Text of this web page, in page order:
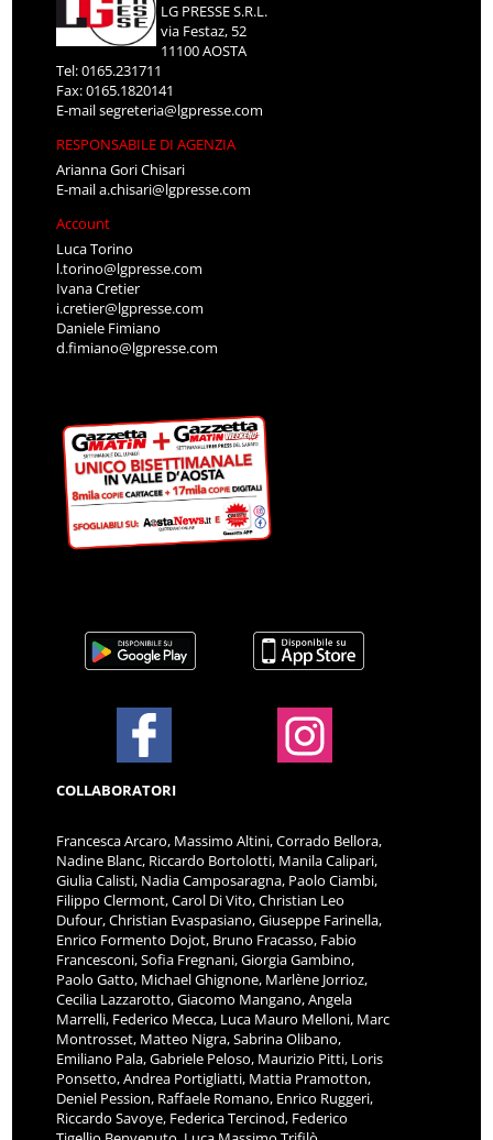
LG PRESSE S.R.L.
via Festaz, 52
11100 AOSTA
Tel: 0165.231711
Fax: 0165.1820141
E-mailsegreteria@lgpresse.com
RESPONSABILE DI AGENZIA
Arianna Gori Chisari
E-maila.chisari@lgpresse.com
Account
Luca Torino
l.torino@lgpresse.com
Ivana Cretier
i.cretier@lgpresse.com
Daniele Fimiano
d.fimiano@lgpresse.com
COLLABORATORI
Francesca Arcaro, Massimo Altini, Corrado Bellora,
Nadine Blanc, Riccardo Bortolotti, Manila Calipari,
Giulia Calisti, Nadia Camposaragna, Paolo Ciambi,
Filippo Clermont, Carol Di Vito, Christian Leo
Dufour, Christian Evaspasiano, Giuseppe Farinella,
Enrico Formento Dojot, Bruno Fracasso, Fabio
Francesconi, Sofia Fregnani, Giorgia Gambino,
Paolo Gatto, Michael Ghignone, Marlène Jorrioz,
Cecilia Lazzarotto, Giacomo Mangano, Angela
Marrelli, Federico Mecca, Luca Mauro Melloni, Marc
Montrosset, Matteo Nigra, Sabrina Olibano,
Emiliano Pala, Gabriele Peloso, Maurizio Pitti, Loris
Ponsetto, Andrea Portigliatti, Mattia Pramotton,
Deniel Pession, Raffaele Romano, Enrico Ruggeri,
Riccardo Savoye, Federica Tercinod, Federico